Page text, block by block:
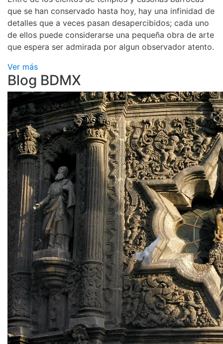
que se han conservado hasta hoy, hay una infinidad de
detalles que a veces pasan desapercibidos; cada uno
de ellos puede considerarse una pequeña obra de arte
que espera ser admirada por algun observador atento.
Ver más
Blog BDMX